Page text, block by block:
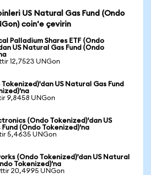
US Natural Gas Fund (Ondo
coin'e çevirin
Palladium Shares ETF (Ondo
US Natural Gas Fund (Ondo
12,7523 UNGon
Tokenized)'dan US Natural Gas Fund
9,8458 UNGon
(Ondo Tokenized)'dan US
(Ondo Tokenized)'na
5,4635 UNGon
(Ondo Tokenized)'dan US Natural
Tokenized)'na
20,4995 UNGon